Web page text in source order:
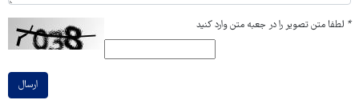
* لطفا متن تصویر را در جعبه متن وارد کنید
ارسال